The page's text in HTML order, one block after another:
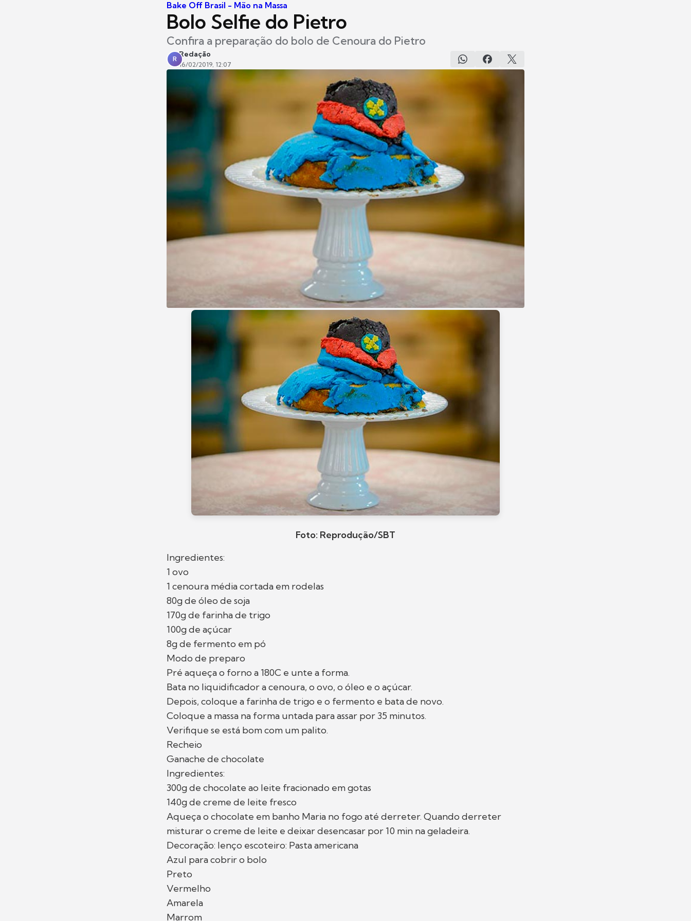
Bake Off Brasil - Mão na Massa
Bolo Selfie do Pietro
Confira a preparação do bolo de Cenoura do Pietro
R
Redação
16/02/2019, 12:07
Foto: Reprodução/SBT
Ingredientes:
1 ovo
1 cenoura média cortada em rodelas
80g de óleo de soja
170g de farinha de trigo
100g de açúcar
8g de fermento em pó
Modo de preparo
Pré aqueça o forno a 180C e unte a forma.
Bata no liquidificador a cenoura, o ovo, o óleo e o açúcar.
Depois, coloque a farinha de trigo e o fermento e bata de novo.
Coloque a massa na forma untada para assar por 35 minutos.
Verifique se está bom com um palito.
Recheio
Ganache de chocolate
Ingredientes:
300g de chocolate ao leite fracionado em gotas
140g de creme de leite fresco
Aqueça o chocolate em banho Maria no fogo até derreter. Quando derreter
misturar o creme de leite e deixar desencasar por 10 min na geladeira.
Decoração: lenço escoteiro: Pasta americana
Azul para cobrir o bolo
Preto
Vermelho
Amarela
Marrom